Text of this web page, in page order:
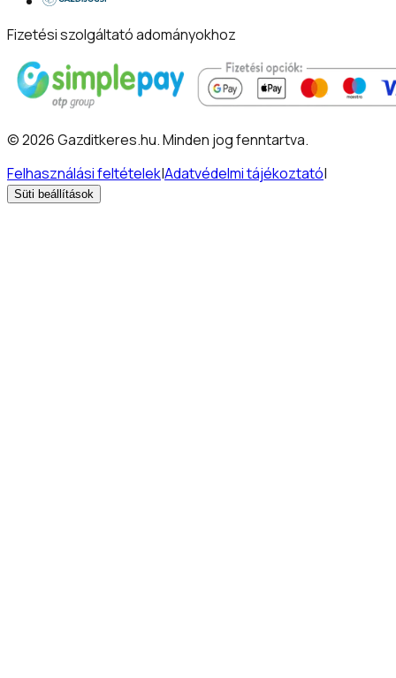
Fizetési szolgáltató adományokhoz
©2026Gazditkeres.hu.Minden jog fenntartva.
Felhasználási feltételek|Adatvédelmi tájékoztató|
Süti beállítások